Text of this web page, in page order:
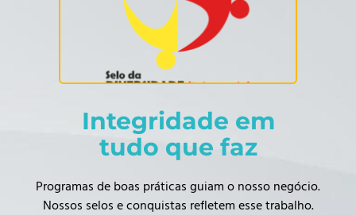
Integridade em
tudo que faz
Programas de boas práticas guiam o nosso negócio.
Nossos selos e conquistas refletem esse trabalho.